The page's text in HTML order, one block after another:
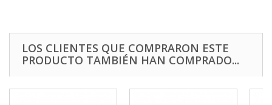
LOS CLIENTES QUE COMPRARON ESTE
PRODUCTO TAMBIÉN HAN COMPRADO...